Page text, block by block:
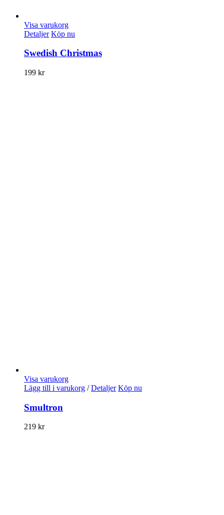
Visa varukorg
Detaljer Köp nu
Swedish Christmas
199 kr
Visa varukorg
Lägg till i varukorg / Detaljer Köp nu
Smultron
219 kr